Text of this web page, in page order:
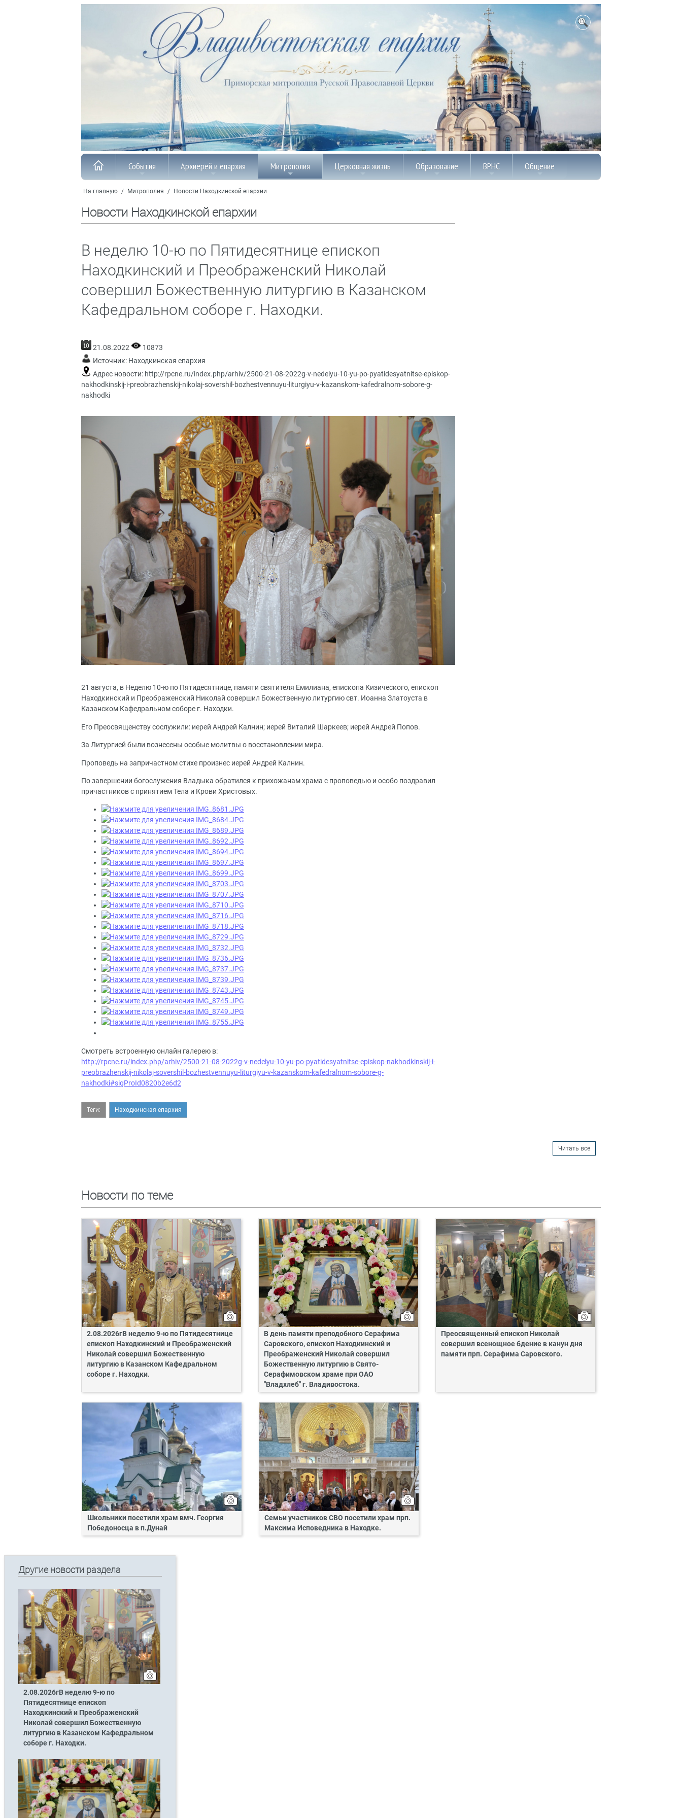
События Архиерей и епархия Митрополия Церковная жизнь Образование ВРНС Общение
На главную / Митрополия / Новости Находкинской епархии
Новости Находкинской епархии
В неделю 10-ю по Пятидесятнице епископ
Находкинский и Преображенский Николай
совершил Божественную литургию в Казанском
Кафедральном соборе г. Находки.
21.08.2022
10873
Источник: Находкинская епархия
Адрес новости: http://rpcne.ru/index.php/arhiv/2500-21-08-2022g-v-nedelyu-10-yu-po-pyatidesyatnitse-episkop-
nakhodkinskij-i-preobrazhenskij-nikolaj-sovershil-bozhestvennuyu-liturgiyu-v-kazanskom-kafedralnom-sobore-g-
nakhodki
21 августа, в Неделю 10-ю по Пятидесятнице, памяти святителя Емилиана, епископа Кизического, епископ
Находкинский и Преображенский Николай совершил Божественную литургию свт. Иоанна Златоуста в
Казанском Кафедральном соборе г. Находки.
Его Преосвященству сослужили: иерей Андрей Калнин; иерей Виталий Шаркеев; иерей Андрей Попов.
За Литургией были вознесены особые молитвы о восстановлении мира.
Проповедь на запричастном стихе произнес иерей Андрей Калнин.
По завершении богослужения Владыка обратился к прихожанам храма с проповедью и особо поздравил
причастников с принятием Тела и Крови Христовых.
Смотреть встроенную онлайн галерею в:
http://rpcne.ru/index.php/arhiv/2500-21-08-2022g-v-nedelyu-10-yu-po-pyatidesyatnitse-episkop-nakhodkinskij-i-
preobrazhenskij-nikolaj-sovershil-bozhestvennuyu-liturgiyu-v-kazanskom-kafedralnom-sobore-g-
nakhodki#sigProId0820b2e6d2
Теги: Находкинская епархия
Читать все
Новости по теме
2.08.2026гВ неделю 9-ю по Пятидесятнице
епископ Находкинский и Преображенский
Николай совершил Божественную
литургию в Казанском Кафедральном
соборе г. Находки.
В день памяти преподобного Серафима
Саровского, епископ Находкинский и
Преображенский Николай совершил
Божественную литургию в Свято-
Серафимовском храме при ОАО
"Владхлеб" г. Владивостока.
Преосвященный епископ Николай
совершил всенощное бдение в канун дня
памяти прп. Серафима Саровского.
Школьники посетили храм вмч. Георгия
Победоносца в п.Дунай
Семьи участников СВО посетили храм прп.
Максима Исповедника в Находке.
Другие новости раздела
2.08.2026гВ неделю 9-ю по
Пятидесятнице епископ
Находкинский и Преображенский
Николай совершил Божественную
литургию в Казанском Кафедральном
соборе г. Находки.